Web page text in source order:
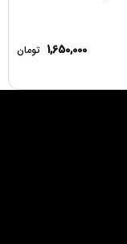
1,650,000 تومان